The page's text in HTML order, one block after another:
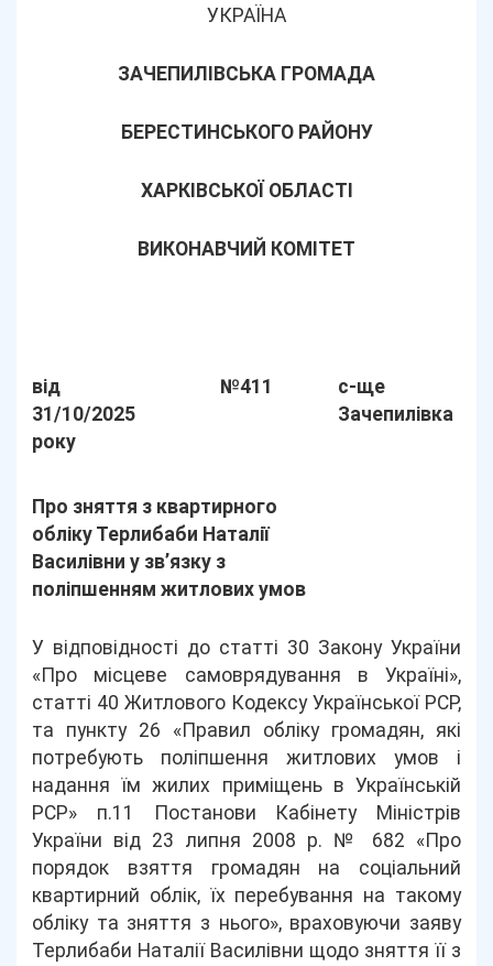
УКРАЇНА
ЗАЧЕПИЛІВСЬКА ГРОМАДА
БЕРЕСТИНСЬКОГО РАЙОНУ
ХАРКІВСЬКОЇ ОБЛАСТІ
ВИКОНАВЧИЙ КОМІТЕТ
від
31/10/2025
року
№411
с-ще
Зачепилівка
Про зняття з квартирного
обліку Терлибаби Наталії
Василівни у зв’язку з
поліпшенням житлових умов
У відповідності до статті 30 Закону України
«Про місцеве самоврядування в Україні»,
статті 40 Житлового Кодексу Української РСР,
та пункту 26 «Правил обліку громадян, які
потребують поліпшення житлових умов і
надання їм жилих приміщень в Українській
РСР» п.11 Постанови Кабінету Міністрів
України від 23 липня 2008 р. № 682 «Про
порядок взяття громадян на соціальний
квартирний облік, їх перебування на такому
обліку та зняття з нього», враховуючи заяву
Терлибаби Наталії Василівни щодо зняття її з